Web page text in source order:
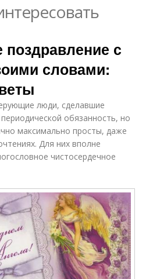
с
словами:
люди, сделавшие
обязанность, но
максимально просты, даже
Для них вполне
чистосердечное